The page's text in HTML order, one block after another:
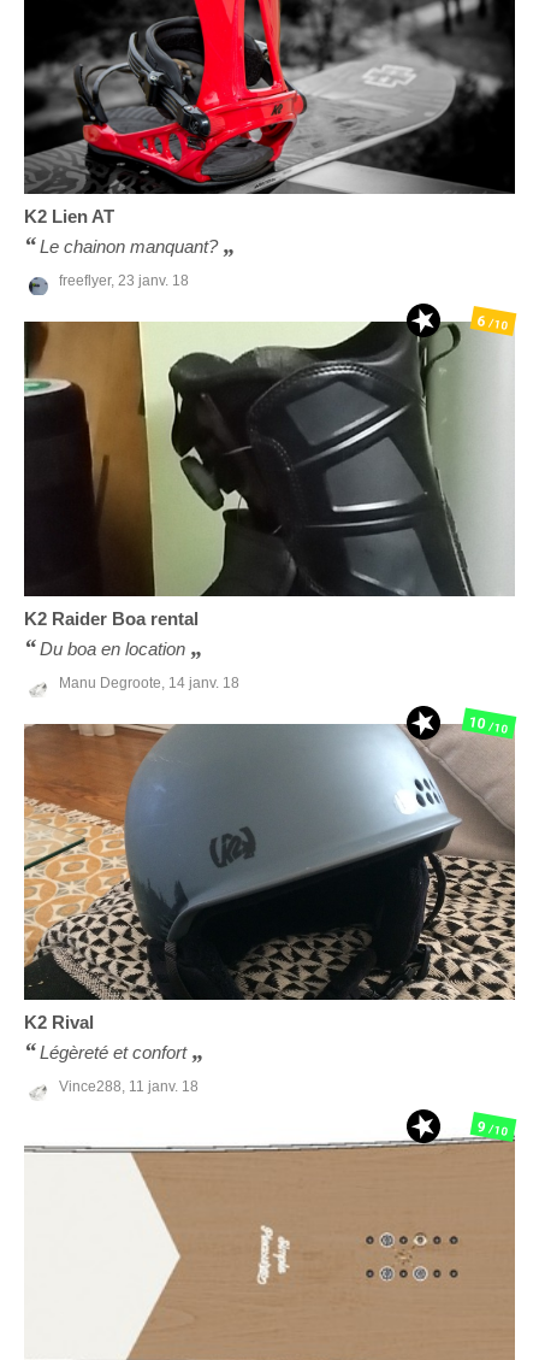
K2 Lien AT
Le chainon manquant?
freeflyer, 23 janv. 18
K2 Raider Boa rental
Du boa en location
Manu Degroote, 14 janv. 18
6/10
K2 Rival
Légèreté et confort
Vince288, 11 janv. 18
10/10
9/10